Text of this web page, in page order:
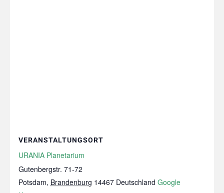
VERANSTALTUNGSORT
URANIA Planetarium
Gutenbergstr. 71-72
Potsdam, Brandenburg 14467 Deutschland Google